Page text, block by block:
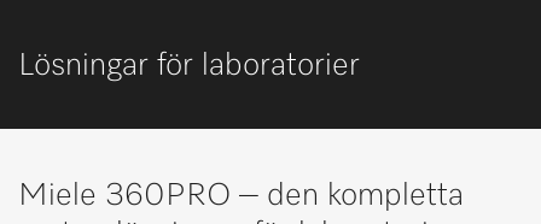
Minneslista
Lösningar för laboratorier
Miele 360PRO – den kompletta